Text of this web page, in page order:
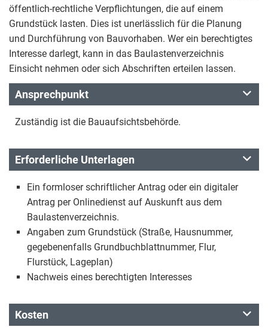
öffentlich-rechtliche Verpflichtungen, die auf einem
Grundstück lasten. Dies ist unerlässlich für die Planung
und Durchführung von Bauvorhaben. Wer ein berechtigtes
Interesse darlegt, kann in das Baulastenverzeichnis
Einsicht nehmen oder sich Abschriften erteilen lassen.
Ansprechpunkt
Zuständig ist die Bauaufsichtsbehörde.
Erforderliche Unterlagen
Ein formloser schriftlicher Antrag oder ein digitaler
Antrag per Onlinedienst auf Auskunft aus dem
Baulastenverzeichnis.
Angaben zum Grundstück (Straße, Hausnummer,
gegebenenfalls Grundbuchblattnummer, Flur,
Flurstück, Lageplan)
Nachweis eines berechtigten Interesses
Kosten